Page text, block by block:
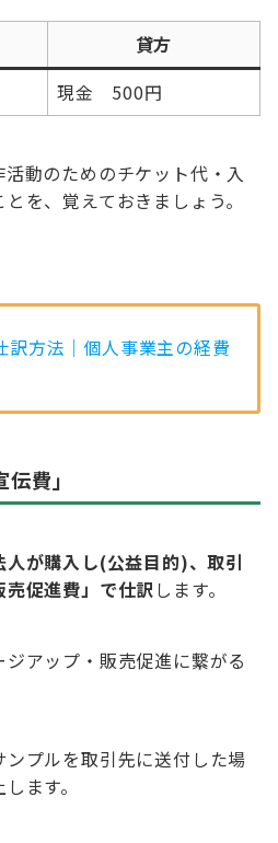
貸方
現金 500円
動のためのチケット代・入
を、覚えておきましょう。
訳方法｜個人事業主の経費
費」
が購入し(公益目的)、取引
促進費」で仕訳します。
アップ・販売促進に繋がる
プルを取引先に送付した場
ます。